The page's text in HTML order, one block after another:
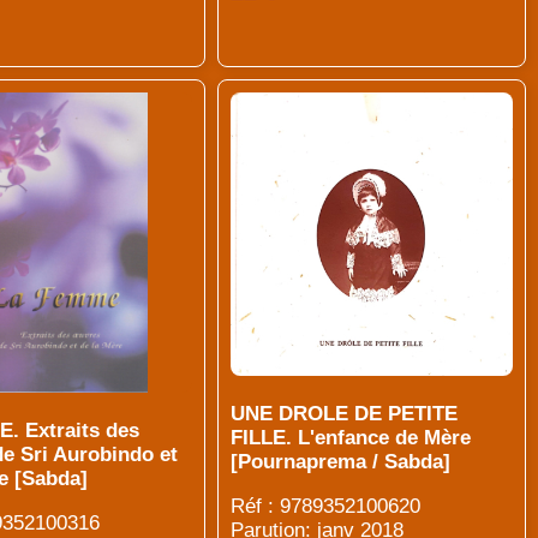
Extraits des
Sri Aurobindo et
[Sabda]
UNE DROLE DE PETITE
FILLE. L'enfance de Mère
[Pournaprema / Sabda]
Réf : 9789352100620
Parution: janv 2018